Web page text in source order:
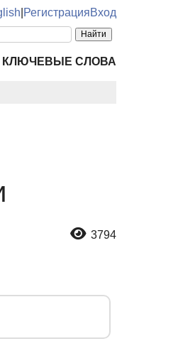
РегистрацияВход
КЛЮЧЕВЫЕ СЛОВА
3794